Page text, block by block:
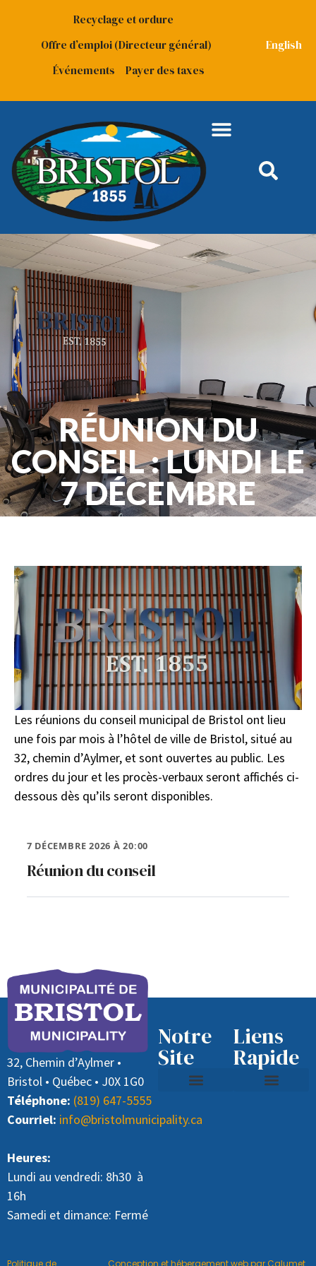
Recyclage et ordure
Offre d’emploi (Directeur général)
Événements
Payer des taxes
English
RÉUNION DU
CONSEIL : LUNDI LE
7 DÉCEMBRE
Les réunions du conseil municipal de Bristol ont lieu
une fois par mois à l’hôtel de ville de Bristol, situé au
32, chemin d’Aylmer, et sont ouvertes au public. Les
ordres du jour et les procès-verbaux seront affichés ci-
dessous dès qu’ils seront disponibles.
7 DÉCEMBRE 2026 À 20:00
Réunion du conseil
32, Chemin d’Aylmer •
Bristol • Québec • J0X 1G0
Téléphone: (819) 647-5555
Courriel: info@bristolmunicipality.ca
Heures:
Lundi au vendredi: 8h30 à
16h
Samedi et dimance: Fermé
Notre
Site
Liens
Rapide
Politique de Conception et hébergement web par Calumet